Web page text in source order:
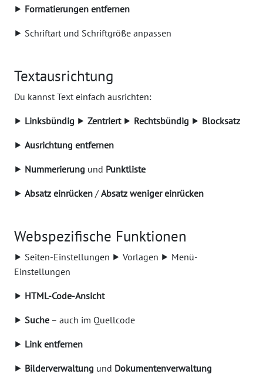
⯈ Formatierungen entfernen
⯈ Schriftart und Schriftgröße anpassen
Textausrichtung
Du kannst Text einfach ausrichten:
⯈ Linksbündig ⯈ Zentriert⯈ Rechtsbündig ⯈ Blocksatz
⯈ Ausrichtung entfernen
⯈ Nummerierung und Punktliste
⯈ Absatz einrücken / Absatz weniger einrücken
Webspezifische Funktionen
⯈ Seiten-Einstellungen ⯈ Vorlagen ⯈ Menü-
Einstellungen
⯈ HTML-Code-Ansicht
⯈ Suche – auch im Quellcode
⯈ Link entfernen
⯈ Bilderverwaltung und Dokumentenverwaltung